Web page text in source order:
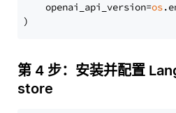
    openai_api_version=
os
第 4 步：安装并配置
store